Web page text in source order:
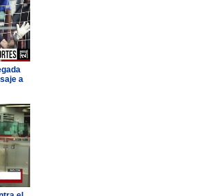
a